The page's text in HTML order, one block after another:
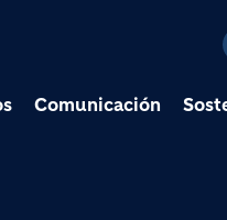
Comunicación